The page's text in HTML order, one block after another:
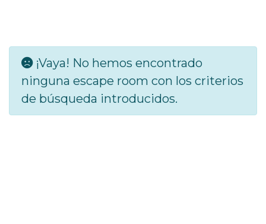
¡Vaya! No hemos encontrado
ninguna escape room con los criterios
de búsqueda introducidos.